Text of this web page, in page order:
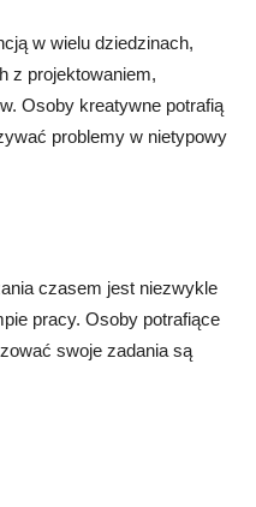
w wielu dziedzinach,
z projektowaniem,
Osoby kreatywne potrafią
problemy w nietypowy
czasem jest niezwykle
pracy. Osoby potrafiące
swoje zadania są